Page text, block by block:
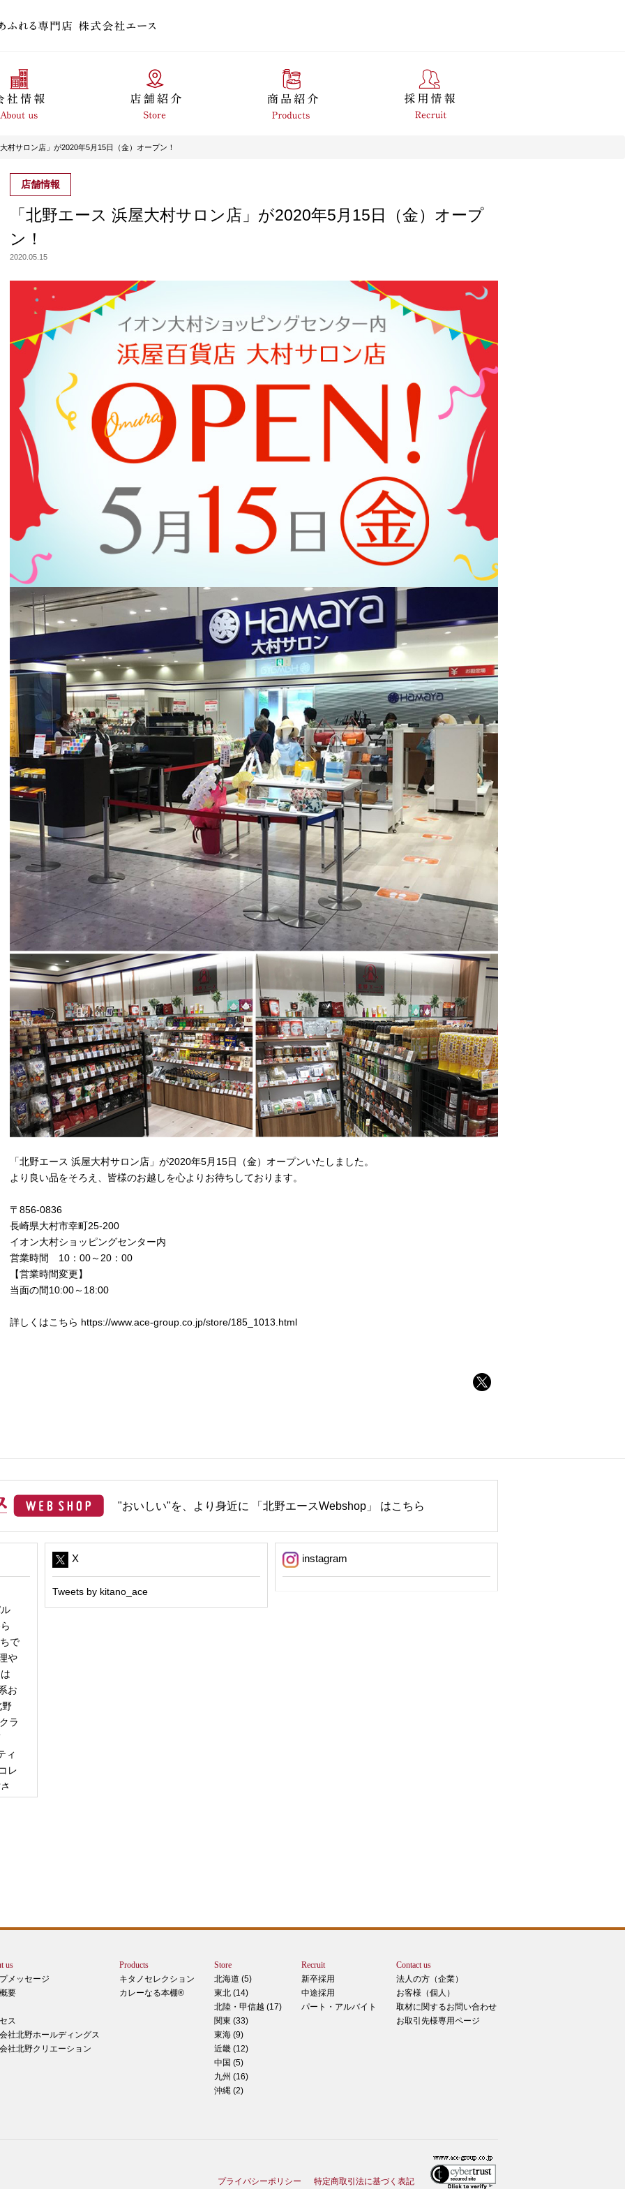
村サロン店」が2020年5月15日（金）オープン！
店舗情報
「北野エース 浜屋大村サロン店」が2020年5月15日（金）オープ
ン！
2020.05.15
「北野エース 浜屋大村サロン店」が2020年5月15日（金）オープンいたしました。
より良い品をそろえ、皆様のお越しを心よりお待ちしております。
〒856-0836
長崎県大村市幸町25-200
イオン大村ショッピングセンター内
営業時間 10：00～20：00
【営業時間変更】
当面の間10:00～18:00
詳しくはこちら https://www.ace-group.co.jp/store/185_1013.html
"おいしい"を、より身近に 「北野エースWebshop」 はこちら
で
や
お
野
ラ
ィ
レ
ま
！
X
Tweets by kitano_ace
instagram
us
メッセージ
要
ス
社北野ホールディングス
社北野クリエーション
Products
キタノセレクション
カレーなる本棚®
Store
北海道 (5)
東北 (14)
北陸・甲信越 (17)
関東 (33)
東海 (9)
近畿 (12)
中国 (5)
九州 (16)
沖縄 (2)
Recruit
新卒採用
中途採用
パート・アルバイト
Contact us
法人の方（企業）
お客様（個人）
取材に関するお問い合わせ
お取引先様専用ページ
プライバシーポリシー 特定商取引法に基づく表記